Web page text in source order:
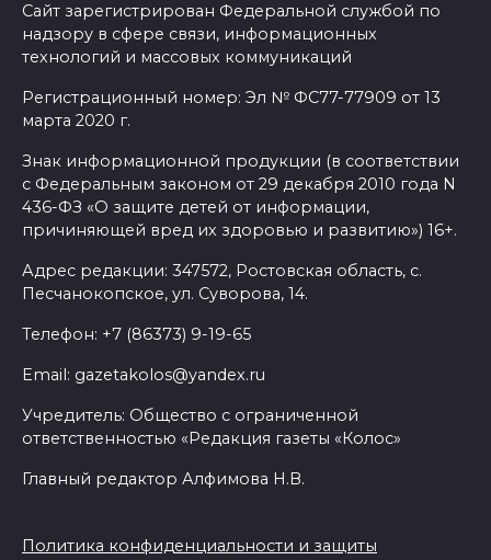
Сайт зарегистрирован Федеральной службой по
надзору в сфере связи, информационных
технологий и массовых коммуникаций
Регистрационный номер: Эл № ФС77-77909 от 13
марта 2020 г.
Знак информационной продукции (в соответствии
с Федеральным законом от 29 декабря 2010 года N
436-ФЗ «О защите детей от информации,
причиняющей вред их здоровью и развитию») 16+.
Адрес редакции: 347572, Ростовская область, с.
Песчанокопское, ул. Суворова, 14.
Телефон: +7 (86373) 9-19-65
Email: gazetakolos@yandex.ru
Учредитель: Общество с ограниченной
ответственностью «Редакция газеты «Колос»
Главный редактор Алфимова Н.В.
Политика конфиденциальности и защиты